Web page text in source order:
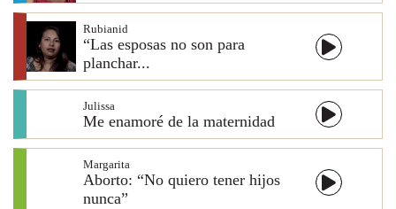
Rubianid
“Las esposas no son para
planchar...
Julissa
Me enamoré de la maternidad
Margarita
Aborto: “No quiero tener hijos
nunca”